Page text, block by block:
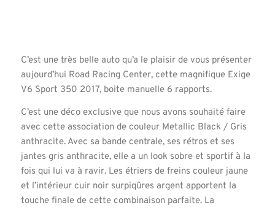
C’est une très belle auto qu’a le plaisir de vous présenter
aujourd’hui Road Racing Center, cette magnifique Exige
V6 Sport 350 2017, boite manuelle 6 rapports.
C’est une déco exclusive que nous avons souhaité faire
avec cette association de couleur Metallic Black / Gris
anthracite. Avec sa bande centrale, ses rétros et ses
jantes gris anthracite, elle a un look sobre et sportif à la
fois qui lui va à ravir. Les étriers de freins couleur jaune
et l’intérieur cuir noir surpiqûres argent apportent la
touche finale de cette combinaison parfaite. La